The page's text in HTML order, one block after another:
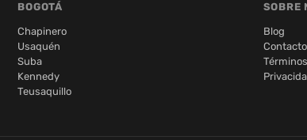
BOGOTÁ
Chapinero
Usaquén
Suba
Kennedy
Teusaquillo
SOBRE
Blog
Contacto